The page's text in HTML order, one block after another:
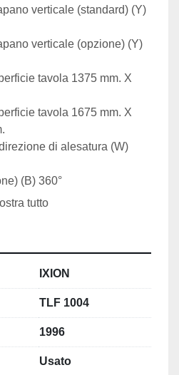
verticale (standard) (Y)
verticale (opzione) (Y)
tavola 1375 mm. X
tavola 1675 mm. X
di alesatura (W)
(B) 360°
1675 mm. X 700 mm.
2000 kg.
DIN 69871
DIN 69872
in CA del mandrino (3,0
S1 3,0 Kw
tutto
IXION
TLF 1004
1996
Usato